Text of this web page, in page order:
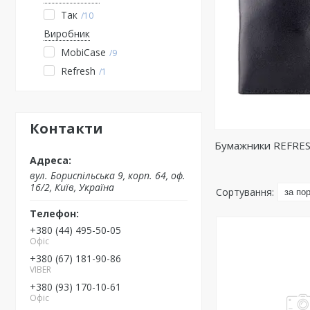
Так 10
Виробник
MobiCase
9
Refresh 1
Контакти
вул. Бориспільська 9, корп. 64, оф.
16/2, Київ, Україна
+380 (44) 495-50-05
Офіс
+380 (67) 181-90-86
VIBER
+380 (93) 170-10-61
Офіс
Бумажники